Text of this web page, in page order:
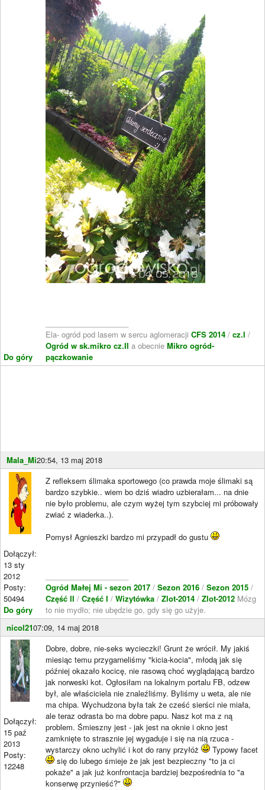
Do góry
Ela- ogród pod lasem w sercu aglomeracji CFS 2014 / cz.I /
Ogród w sk.mikro cz.II a obecnie Mikro ogród-
pączkowanie
Mala_Mi20:54, 13 maj 2018
Dołączył:
13 sty
2012
Posty:
50494
Do góry
Z refleksem ślimaka sportowego (co prawda moje ślimaki są
bardzo szybkie.. wiem bo dziś wiadro uzbierałam... na dnie
nie było problemu, ale czym wyżej tym szybciej mi próbowały
zwiać z wiaderka..).
Pomysł Agnieszki bardzo mi przypadł do gustu
Ogród Małej Mi - sezon 2017 / Sezon 2016 / Sezon 2015 /
Część II / Część I / Wizytówka / Zlot-2014 / Zlot-2012 Mózg
to nie mydło; nie ubędzie go, gdy się go użyje.
nicol2107:09, 14 maj 2018
Dołączył:
15 paź
2013
Posty:
12248
Dobre, dobre, nie-seks wycieczki! Grunt że wrócił. My jakiś
miesiąc temu przygarneliśmy "kicia-kocia", młodą jak się
później okazało kocicę, nie rasową choć wyglądającą bardzo
jak norweski kot. Ogłosiłam na lokalnym portalu FB, odzew
był, ale właściciela nie znaleźliśmy. Byliśmy u weta, ale nie
ma chipa. Wychudzona była tak że cześć sierści nie miała,
ale teraz odrasta bo ma dobre papu. Nasz kot ma z ną
problem. Śmieszny jest - jak jest na oknie i okno jest
zamknięte to strasznie jej wygaduje i się na nią rzuca -
wystarczy okno uchylić i kot do rany przyłóż
Typowy facet
się do lubego śmieje że jak jest bezpieczny "to ja ci
pokaże" a jak już konfrontacja bardziej bezpośrednia to "a
konserwę przynieść?"